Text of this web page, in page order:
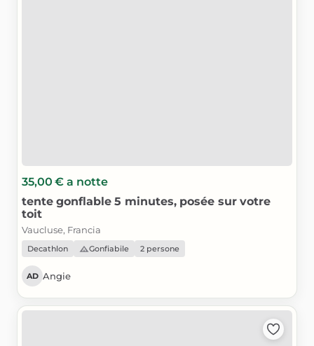
35,00 € a notte
tente gonflable 5 minutes​,​ posée sur votre
toit
Vaucluse, Francia
Decathlon Gonfiabile 2 persone
AD Angie